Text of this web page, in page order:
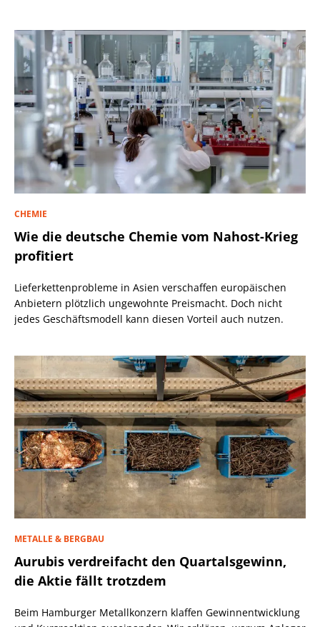
CHEMIE
Wie die deutsche Chemie vom Nahost-Krieg
profitiert
Lieferkettenprobleme in Asien verschaffen europäischen
Anbietern plötzlich ungewohnte Preismacht. Doch nicht
jedes Geschäftsmodell kann diesen Vorteil auch nutzen.
METALLE & BERGBAU
Aurubis verdreifacht den Quartalsgewinn,
die Aktie fällt trotzdem
Beim Hamburger Metallkonzern klaffen Gewinnentwicklung